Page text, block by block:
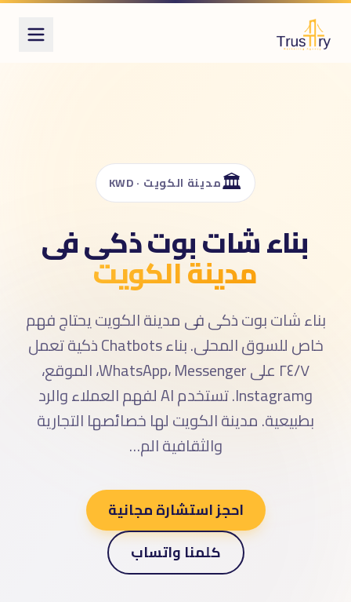
🏛️مدينة الكويت · KWD
بناء شات بوت ذكى فى
مدينة الكويت
بناء شات بوت ذكى فى مدينة الكويت يحتاج فهم
خاص للسوق المحلى. بناء Chatbots ذكية تعمل
٢٤/٧ على WhatsApp، Messenger، الموقع،
وInstagram. تستخدم AI لفهم العملاء والرد
بطبيعية. مدينة الكويت لها خصائصها التجارية
والثقافية الم…
احجز استشارة مجانية
كلمنا واتساب